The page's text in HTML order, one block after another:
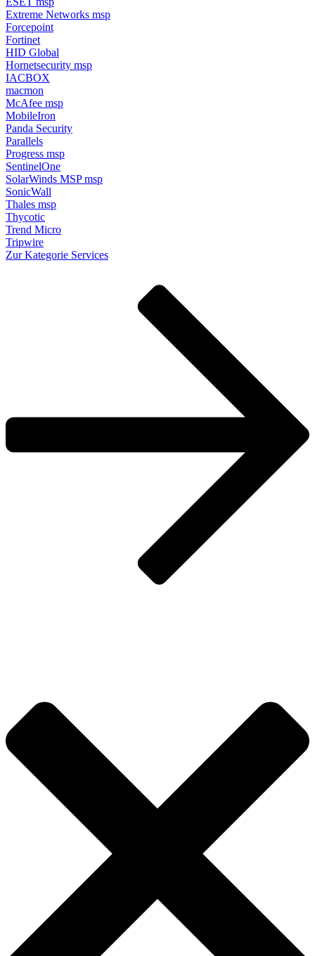
Extreme Networks msp
Forcepoint
Fortinet
HID Global
Hornetsecurity msp
IACBOX
macmon
McAfee msp
MobileIron
Panda Security
Parallels
Progress msp
SentinelOne
SolarWinds MSP msp
SonicWall
Thales msp
Thycotic
Trend Micro
Tripwire
Zur Kategorie Services